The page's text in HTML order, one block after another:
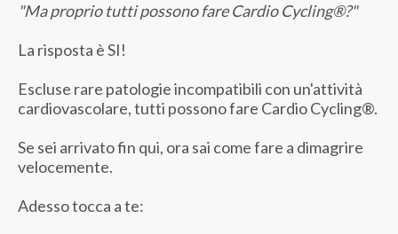
"Ma proprio tutti possono fare Cardio Cycling®?"
La risposta è SI!
Escluse rare patologie incompatibili con un'attività
cardiovascolare, tutti possono fare Cardio Cycling®.
Se sei arrivato fin qui, ora sai come fare a dimagrire
velocemente.
Adesso tocca a te: